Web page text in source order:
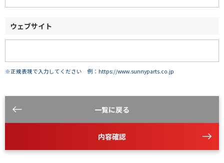
ウェブサイト
※正規表現で入力してください 例：https://www.sunnyparts.co.jp
一覧に戻る
内容確認